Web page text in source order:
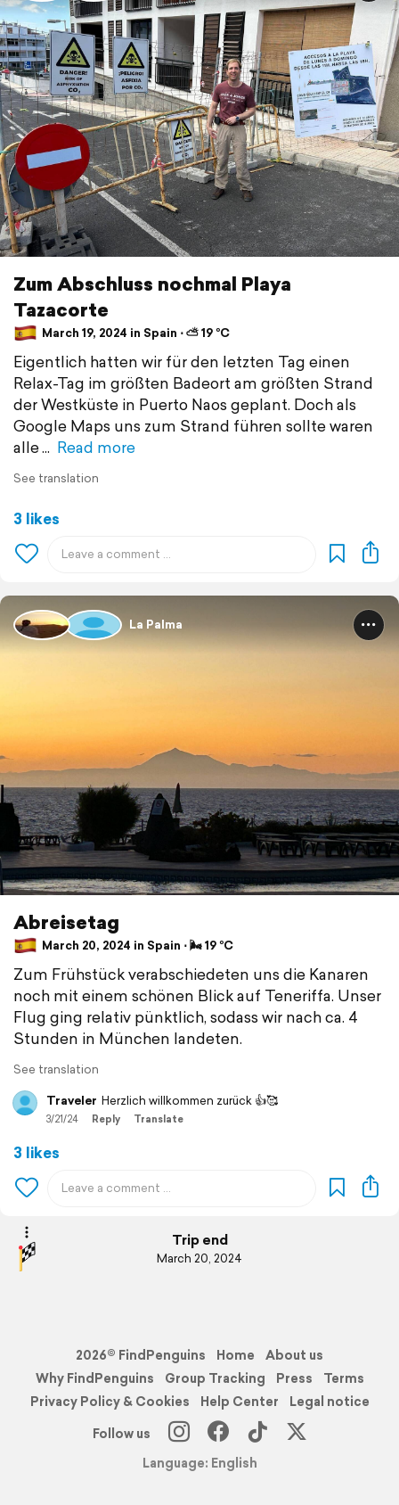
Zum Abschluss nochmal Playa
Tazacorte
March 19, 2024 in Spain ⋅ ⛅ 19 °C
Eigentlich hatten wir für den letzten Tag einen
Relax-Tag im größten Badeort am größten Strand
der Westküste in Puerto Naos geplant. Doch als
Google Maps uns zum Strand führen sollte waren
alle
Read more
See translation
3 likes
La Palma
Abreisetag
March 20, 2024 in Spain ⋅ 🌬 19 °C
Zum Frühstück verabschiedeten uns die Kanaren
noch mit einem schönen Blick auf Teneriffa. Unser
Flug ging relativ pünktlich, sodass wir nach ca. 4
Stunden in München landeten.
See translation
Traveler Herzlich willkommen zurück 👍🥰
3/21/24 Reply Translate
3 likes
Trip end
March 20, 2024
2026© FindPenguins Home
About us
Why FindPenguins
Group Tracking Press
Terms
Privacy Policy & Cookies
Help Center
Legal notice
Follow us
Language: English